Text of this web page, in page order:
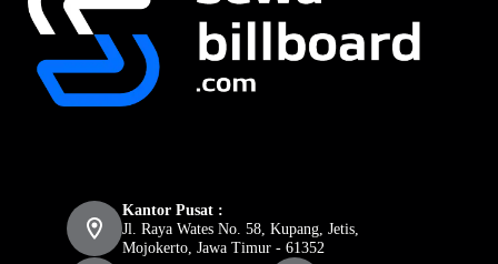
Kantor Pusat :
Jl. Raya Wates No. 58, Kupang, Jetis,
Mojokerto, Jawa Timur - 61352